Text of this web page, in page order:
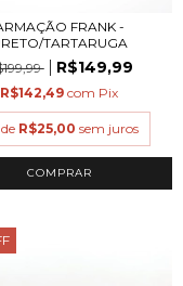
FRANK -
TARTARUGA
R$149,99
R$142,49 com Pix
R$25,00 sem juros
COMPRAR